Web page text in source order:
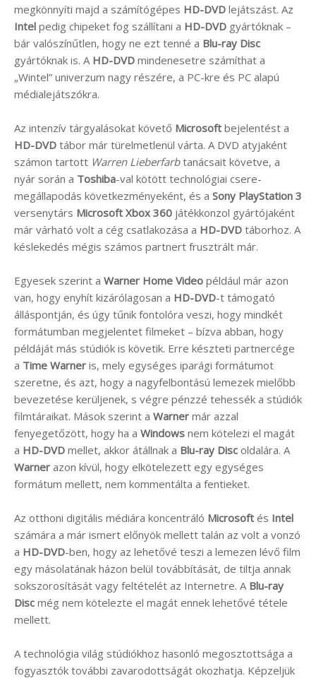
megkönnyíti majd a számítógépes HD-DVD lejátszást. Az
Intel pedig chipeket fog szállítani a HD-DVD gyártóknak –
bár valószínűtlen, hogy ne ezt tenné a Blu-ray Disc
gyártóknak is. A HD-DVD mindenesetre számíthat a
„Wintel” univerzum nagy részére, a PC-kre és PC alapú
médialejátszókra.
Az intenzív tárgyalásokat követő Microsoft bejelentést a
HD-DVD tábor már türelmetlenül várta. A DVD atyjaként
számon tartott Warren Lieberfarbtanácsait követve, a
nyár során a Toshiba-val kötött technológiai csere-
megállapodás következményeként, és a Sony PlayStation 3
versenytárs Microsoft Xbox 360 játékkonzol gyártójaként
már várható volt a cég csatlakozása a HD-DVD táborhoz. A
késlekedés mégis számos partnert frusztrált már.
Egyesek szerint a Warner Home Video például már azon
van, hogy enyhít kizárólagosan a HD-DVD-t támogató
álláspontján, és úgy tűnik fontolóra veszi, hogy mindkét
formátumban megjelentet filmeket – bízva abban, hogy
példáját más stúdiók is követik. Erre készteti partnercége
a Time Warner is, mely egységes iparági formátumot
szeretne, és azt, hogy a nagyfelbontású lemezek mielőbb
bevezetése kerüljenek, s végre pénzzé tehessék a stúdiók
filmtáraikat. Mások szerint a Warner már azzal
fenyegetőzött, hogy ha a Windows nem kötelezi el magát
a HD-DVD mellet, akkor átállnak a Blu-ray Disc oldalára. A
Warner azon kívül, hogy elkötelezett egy egységes
formátum mellett, nem kommentálta a fentieket.
Az otthoni digitális médiára koncentráló Microsoft és Intel
számára a már ismert előnyök mellett talán az volt a vonzó
a HD-DVD-ben, hogy az lehetővé teszi a lemezen lévő film
egy másolatának házon belül továbbítását, de tiltja annak
sokszorosítását vagy feltételét az Internetre. A Blu-ray
Disc még nem kötelezte el magát ennek lehetővé tétele
mellett.
A technológia világ stúdiókhoz hasonló megosztottsága a
fogyasztók további zavarodottságát okozhatja. Képzeljük